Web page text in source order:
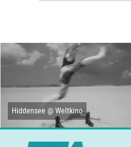
Hiddensee @ Weltkino